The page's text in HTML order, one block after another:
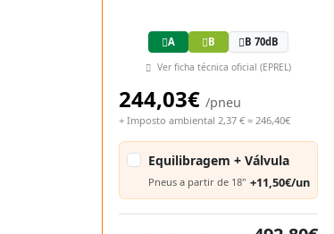
A B B 70dB
Ver ficha técnica oficial (EPREL)
244,03€ /pneu
+ Imposto ambiental 2,37 € = 246,40€
Equilibragem + Válvula
Pneus a partir de 18" +11,50€/un